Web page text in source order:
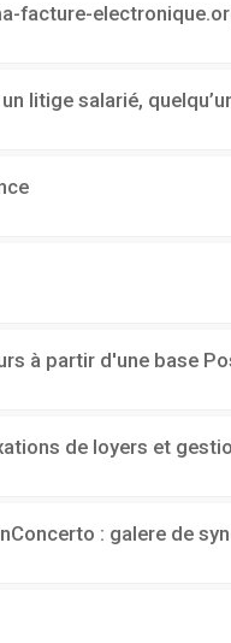
facture-
litige salarié,
à partir d'une base
de loyers et
: galere de